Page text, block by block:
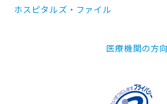
ホスピタルズ・ファイル
医療機関の方